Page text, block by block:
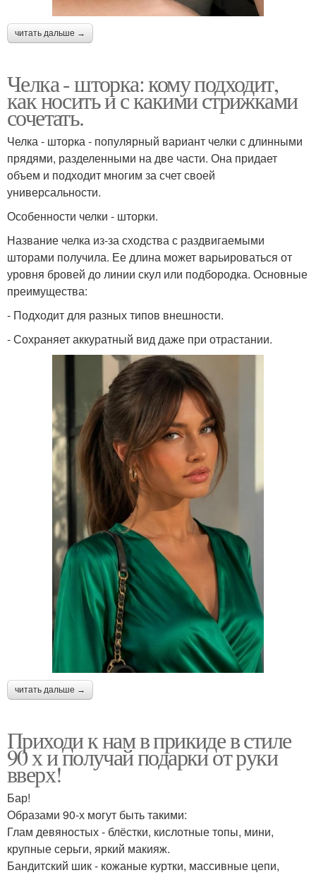
читать дальше →
Челка - шторка: кому подходит,
как носить и с какими стрижками
сочетать.
Челка - шторка - популярный вариант челки с длинными
прядями, разделенными на две части. Она придает
объем и подходит многим за счет своей
универсальности.
Особенности челки - шторки.
Название челка из-за сходства с раздвигаемыми
шторами получила. Ее длина может варьироваться от
уровня бровей до линии скул или подбородка. Основные
преимущества:
- Подходит для разных типов внешности.
- Сохраняет аккуратный вид даже при отрастании.
читать дальше →
Приходи к нам в прикиде в стиле
90 х и получай подарки от руки
вверх!
Бар!
Образами 90-х могут быть такими:
Глам девяностых - блёстки, кислотные топы, мини,
крупные серьги, яркий макияж.
Бандитский шик - кожаные куртки, массивные цепи,